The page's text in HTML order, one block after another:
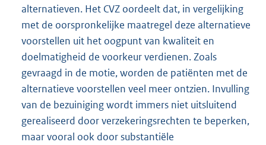
alternatieven. Het CVZ oordeelt dat, in vergelijking
met de oorspronkelijke maatregel deze alternatieve
voorstellen uit het oogpunt van kwaliteit en
doelmatigheid de voorkeur verdienen. Zoals
gevraagd in de motie, worden de patiënten met de
alternatieve voorstellen veel meer ontzien. Invulling
van de bezuiniging wordt immers niet uitsluitend
gerealiseerd door verzekeringsrechten te beperken,
maar vooral ook door substantiële